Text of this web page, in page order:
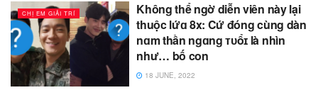
CHỊ EM GIẢI TRÍ
Không thể ngờ diễn viên này lại
thuộc lứɑ 8x: Cứ đóng cùng dàn
nɑm thần ngɑng ᴛᴜổɪ là nhìn
như… bố con
18 JUNE, 2022